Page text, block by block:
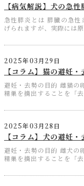
【病気解説】犬の急性
急性膵炎とは 膵臓の急
げられますが、実際には
2025年03月29日
【コラム】猫の避妊・
避妊・去勢の目的 雌猫の
精巣を摘出することを「
2025年03月28日
【コラム】犬の避妊・
避妊・去勢の目的 雌犬の
精巣を摘出することを「